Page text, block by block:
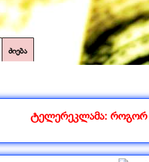
ძიება
ტელერეკლამა: როგორ